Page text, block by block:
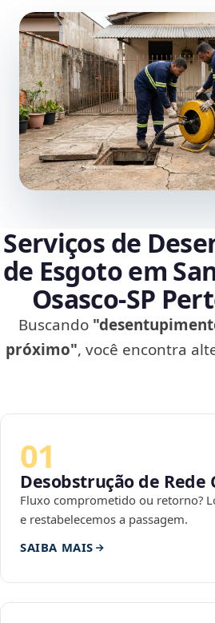
Serviços de
de Esgoto em
Osasco‑SP
Buscando
próximo", você encontra
01
Desobstrução de Rede
Fluxo comprometido ou retorno?
e restabelecemos a passagem.
SAIBA MAIS